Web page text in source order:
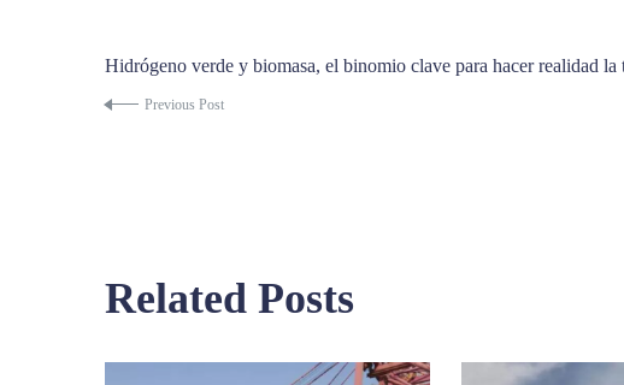
Hidrógeno verde y biomasa, el binomio clave para hacer realidad la
Previous Post
Related Posts